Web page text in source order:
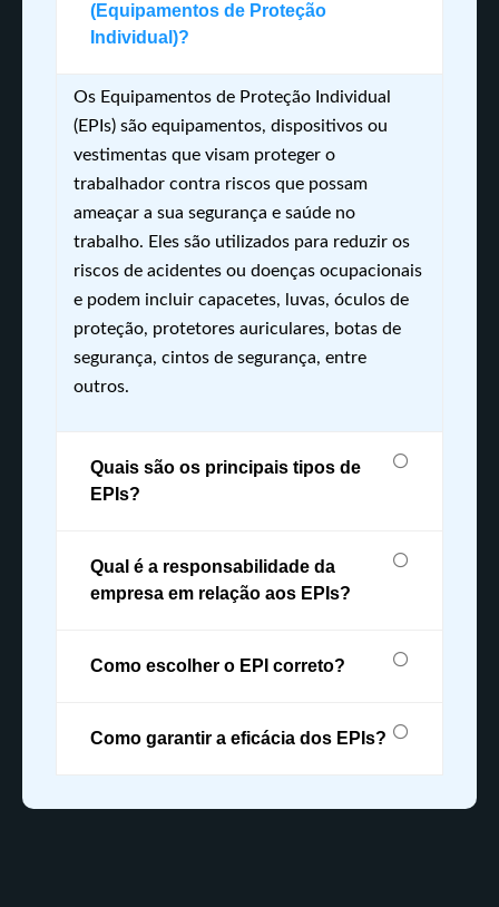
(Equipamentos de Proteção
Individual)?
Os Equipamentos de Proteção Individual
(EPIs) são equipamentos, dispositivos ou
vestimentas que visam proteger o
trabalhador contra riscos que possam
ameaçar a sua segurança e saúde no
trabalho. Eles são utilizados para reduzir os
riscos de acidentes ou doenças ocupacionais
e podem incluir capacetes, luvas, óculos de
proteção, protetores auriculares, botas de
segurança, cintos de segurança, entre
outros.
Quais são os principais tipos de
EPIs?
Qual é a responsabilidade da
empresa em relação aos EPIs?
Como escolher o EPI correto?
Como garantir a eficácia dos EPIs?